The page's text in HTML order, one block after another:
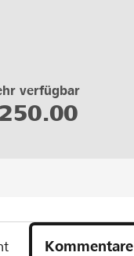
verfügbar
250.00
Kommentare